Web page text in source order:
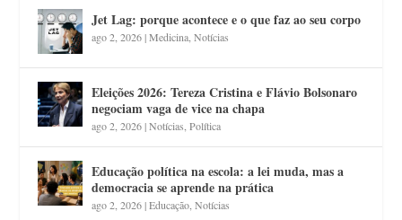
Jet Lag: porque acontece e o que faz ao seu corpo
ago 2, 2026|Medicina,Notícias
Eleições 2026: Tereza Cristina e Flávio Bolsonaro
negociam vaga de vice na chapa
ago 2, 2026|Notícias,Política
Educação política na escola: a lei muda, mas a
democracia se aprende na prática
ago 2, 2026|Educação,Notícias